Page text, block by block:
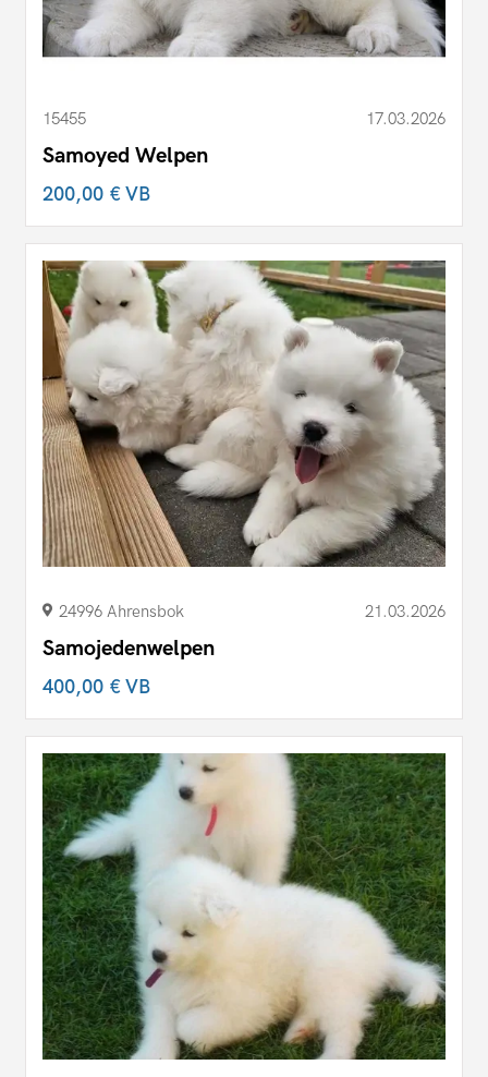
15455 17.03.2026
Samoyed Welpen
200,00 €VB
24996 Ahrensbok 21.03.2026
Samojedenwelpen
400,00 €VB